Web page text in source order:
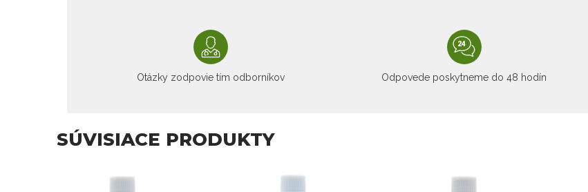
Otázky zodpovie tím odborníkov Odpovede poskytneme do 48 hodín
SÚVISIACE PRODUKTY